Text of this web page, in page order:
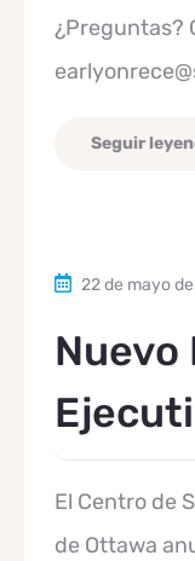
¿Preguntas?
Seguir
22 de mayo
El Centro de
de Ottawa